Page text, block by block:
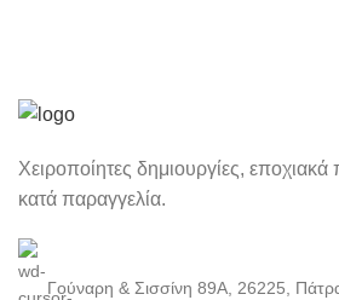
Χειροποίητες δημιουργίες, εποχιακά
κατά παραγγελία.
Γούναρη & Σισσίνη 89Α, 26225,